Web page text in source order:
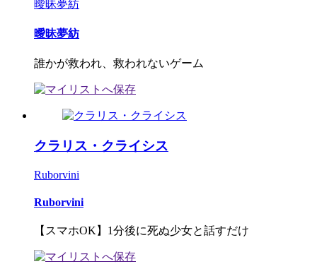
曖昧夢紡
曖昧夢紡
誰かが救われ、救われないゲーム
クラリス・クライシス
Ruborvini
Ruborvini
【スマホOK】1分後に死ぬ少女と話すだけ